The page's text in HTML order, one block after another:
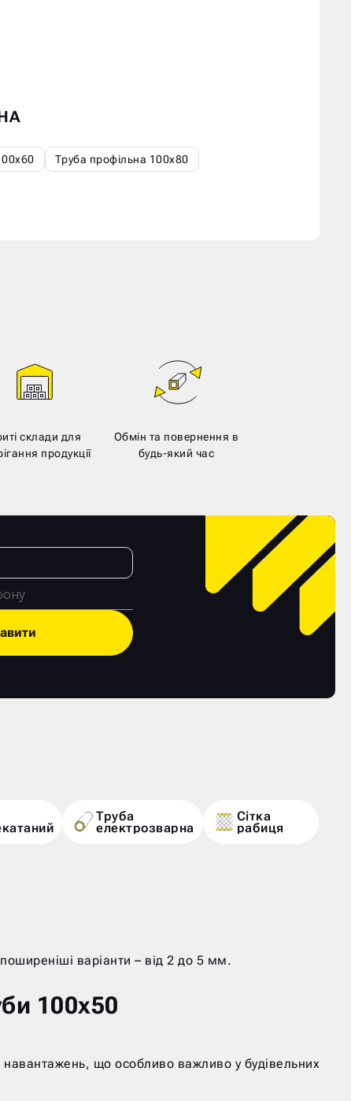
Труба профільна 100х80
склади для
продукції
Обмін та повернення в
будь-який час
Труба
електрозварна
Сітка
рабиця
варіанти – від 2 до 5 мм.
100х50
навантажень, що особливо важливо у будівельних